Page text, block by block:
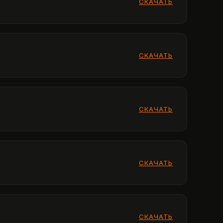
СКАЧАТЬ
СКАЧАТЬ
СКАЧАТЬ
СКАЧАТЬ